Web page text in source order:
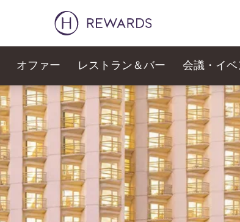
オファー レストラン＆バー 会議・イ